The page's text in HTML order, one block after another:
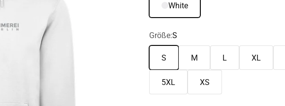
White
Größe:S
S M L XL
5XL XS